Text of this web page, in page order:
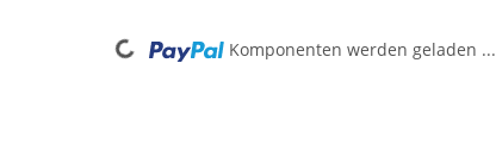
Loading... Komponenten werden geladen ...